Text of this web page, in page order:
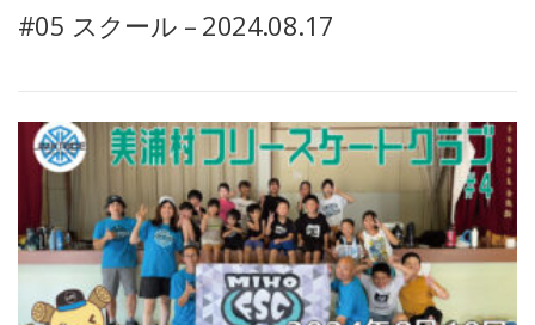
#05 スクール – 2024.08.17